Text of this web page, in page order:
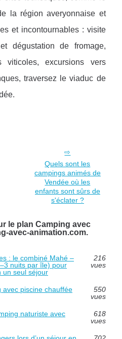
la région averyonnaise et
et incontournables : visite
dégustation de fromage,
viticoles, excursions vers
traversez le viaduc de
Quels sont les
campings animés de
Vendée où les
enfants sont sûrs de
s'éclater ?
le plan Camping avec
avec-animation.com.
: le combiné Mahé –
nuits par île) pour
un seul séjour
216
vues
avec piscine chauffée
550
vues
naturiste avec
618
vues